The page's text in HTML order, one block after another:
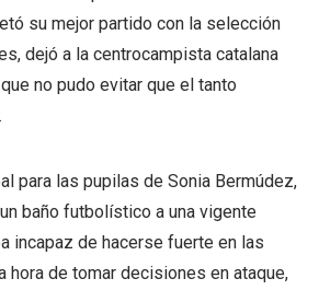
su mejor partido con la selección
dejó a la centrocampista catalana
no pudo evitar que el tanto
para las pupilas de Sonia Bermúdez,
baño futbolístico a una vigente
incapaz de hacerse fuerte en las
hora de tomar decisiones en ataque,